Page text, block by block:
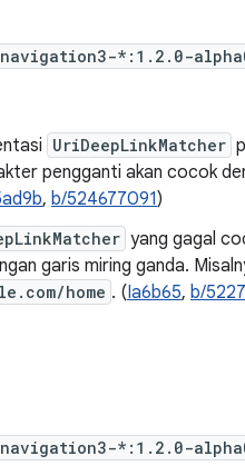
*:1.2.0-
UriDeepLinkMatcher
pengganti akan cocok
, b/524677091)
yang gagal
garis miring ganda.
home . (Ia6b65, b/
*:1.2.0-